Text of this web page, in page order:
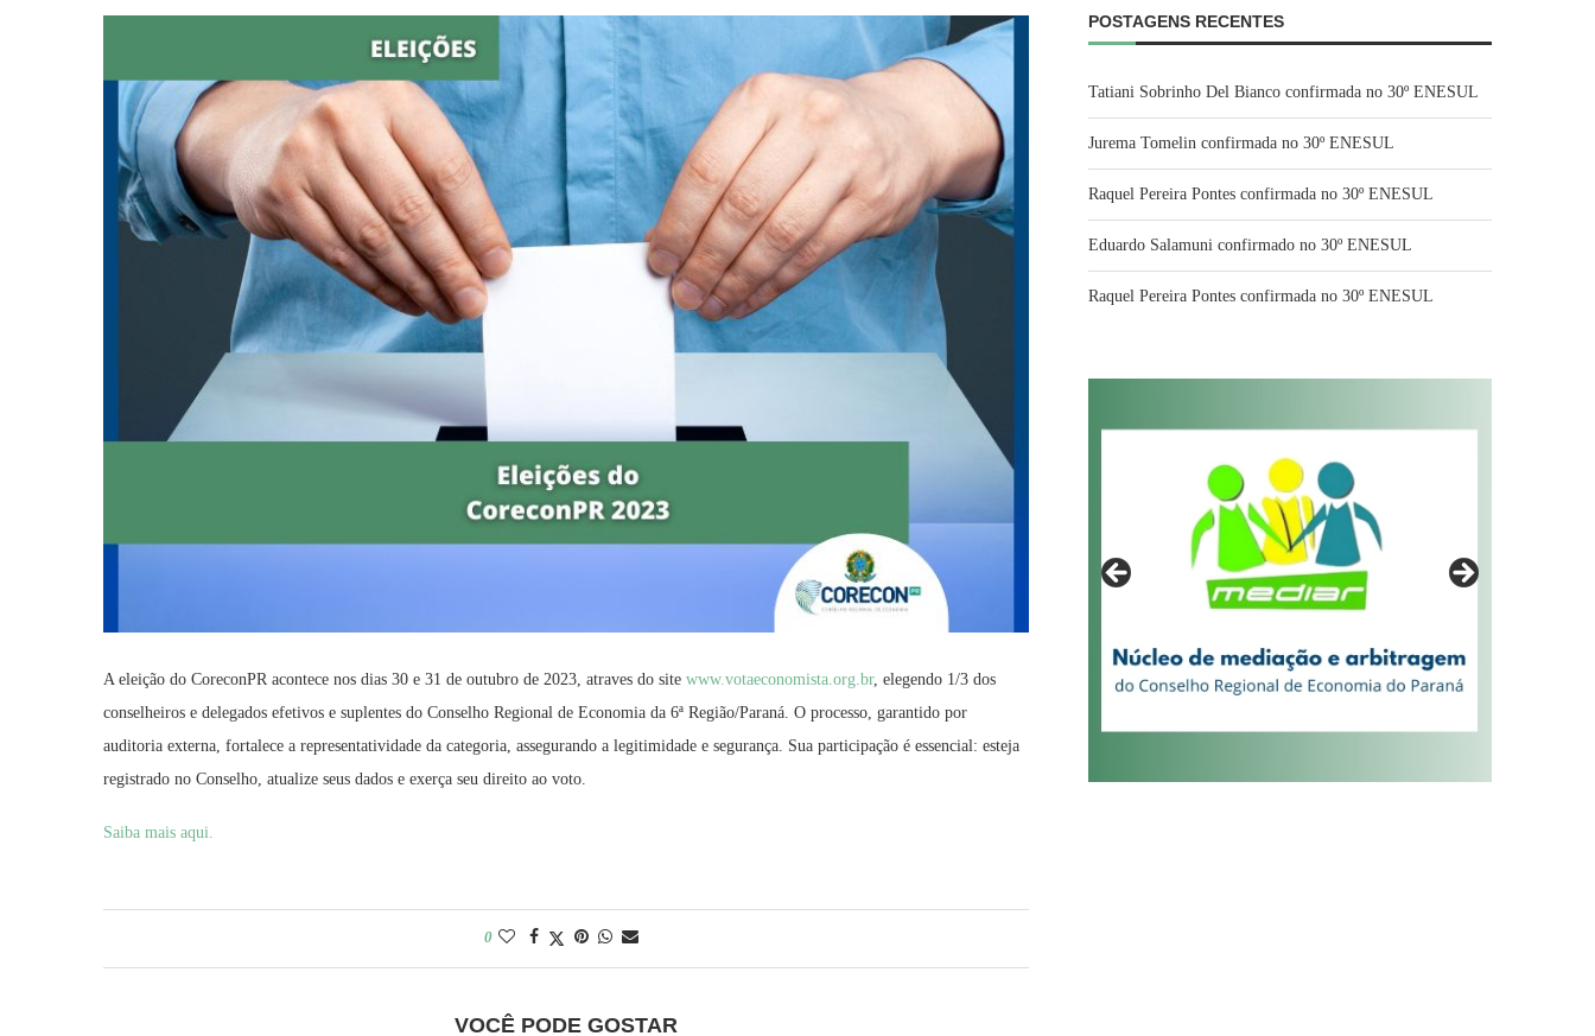
A eleição do CoreconPR acontece nos dias 30 e 31 de outubro de 2023, atraves do site www.votaeconomista.org.br, elegendo 1/3 dos
conselheiros e delegados efetivos e suplentes do Conselho Regional de Economia da 6ª Região/Paraná. O processo, garantido por
auditoria externa, fortalece a representatividade da categoria, assegurando a legitimidade e segurança. Sua participação é essencial: esteja
registrado no Conselho, atualize seus dados e exerça seu direito ao voto.
Saiba mais aqui.
0
VOCÊ PODE GOSTAR
POSTAGENS RECENTES
Tatiani Sobrinho Del Bianco confirmada no 30º ENESUL
Jurema Tomelin confirmada no 30º ENESUL
Raquel Pereira Pontes confirmada no 30º ENESUL
Eduardo Salamuni confirmado no 30º ENESUL
Raquel Pereira Pontes confirmada no 30º ENESUL